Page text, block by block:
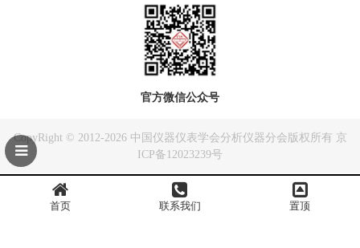
官方微信公众号
CopyRight © 2012-2026 中国仪器仪表学会分析仪器分会 版权所有 京
ICP备12023239号
首页 联系我们 置顶